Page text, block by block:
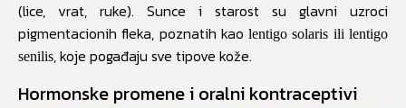
(lice, vrat, ruke). Sunce i starost su glavni uzroci
pigmentacionih fleka, poznatih kaolentigo solaris ili lentigo
senilis, koje pogađaju sve tipove kože.
Hormonske promene i oralni kontraceptivi